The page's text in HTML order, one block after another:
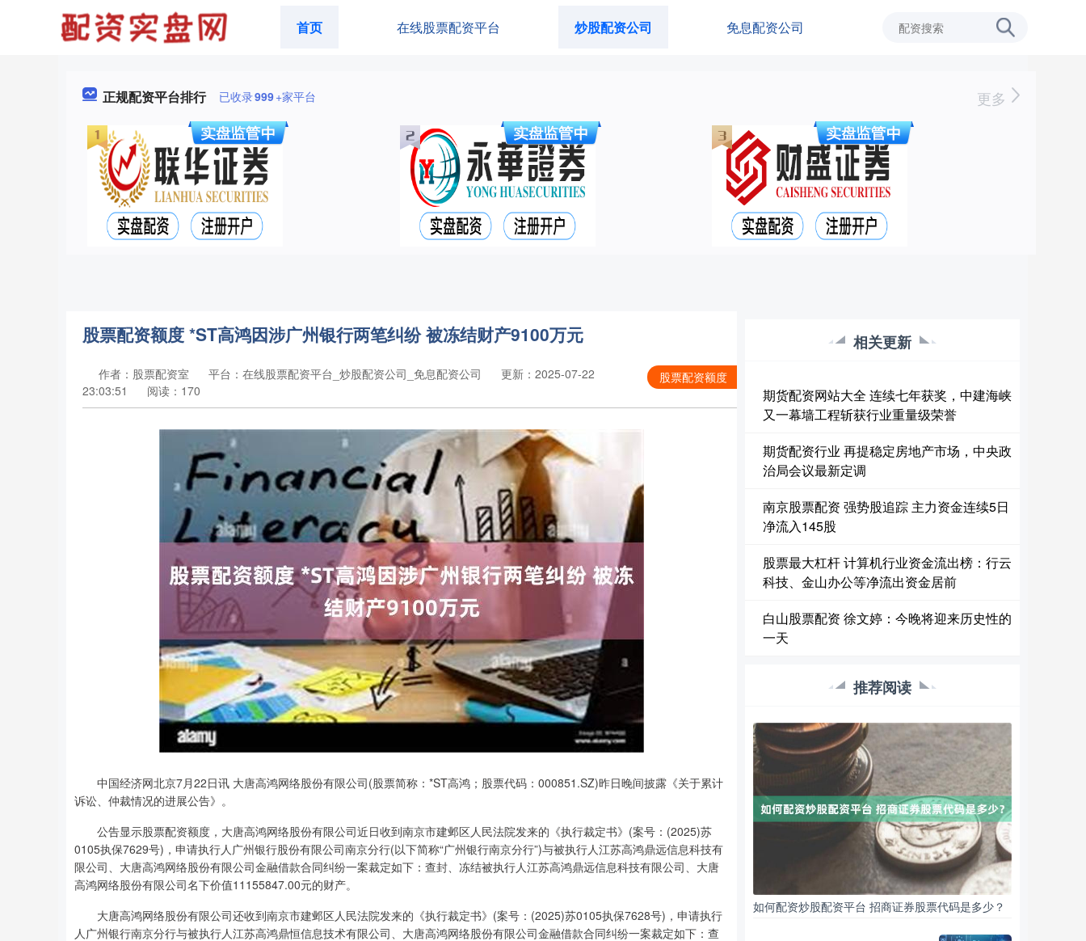
首页 在线股票配资平台 炒股配资公司 免息配资公司
正规配资平台排行 已收录999+家平台 更多
股票配资额度 *ST高鸿因涉广州银行两笔纠纷 被冻结财产9100万元
股票配资额度
作者：股票配资室 平台：在线股票配资平台_炒股配资公司_免息配资公司
更新：2025-07-22
23:03:51
阅读：170
中国经济网北京7月22日讯 大唐高鸿网络股份有限公司(股票简称：*ST高鸿；股票代码：000851.SZ)昨日晚间披露《关于累计
诉讼、仲裁情况的进展公告》。
公告显示股票配资额度，大唐高鸿网络股份有限公司近日收到南京市建邺区人民法院发来的《执行裁定书》(案号：(2025)苏
0105执保7629号)，申请执行人广州银行股份有限公司南京分行(以下简称“广州银行南京分行”)与被执行人江苏高鸿鼎远信息科技有
限公司、大唐高鸿网络股份有限公司金融借款合同纠纷一案裁定如下：查封、冻结被执行人江苏高鸿鼎远信息科技有限公司、大唐
高鸿网络股份有限公司名下价值11155847.00元的财产。
大唐高鸿网络股份有限公司还收到南京市建邺区人民法院发来的《执行裁定书》(案号：(2025)苏0105执保7628号)，申请执行
人广州银行南京分行与被执行人江苏高鸿鼎恒信息技术有限公司、大唐高鸿网络股份有限公司金融借款合同纠纷一案裁定如下：查
相关更新
期货配资网站大全 连续七年获奖，中建海峡
又一幕墙工程斩获行业重量级荣誉
期货配资行业 再提稳定房地产市场，中央政
治局会议最新定调
南京股票配资 强势股追踪 主力资金连续5日
净流入145股
股票最大杠杆 计算机行业资金流出榜：行云
科技、金山办公等净流出资金居前
白山股票配资 徐文婷：今晚将迎来历史性的
一天
推荐阅读
如何配资炒股配资平台 招商证券股票代码是多少？